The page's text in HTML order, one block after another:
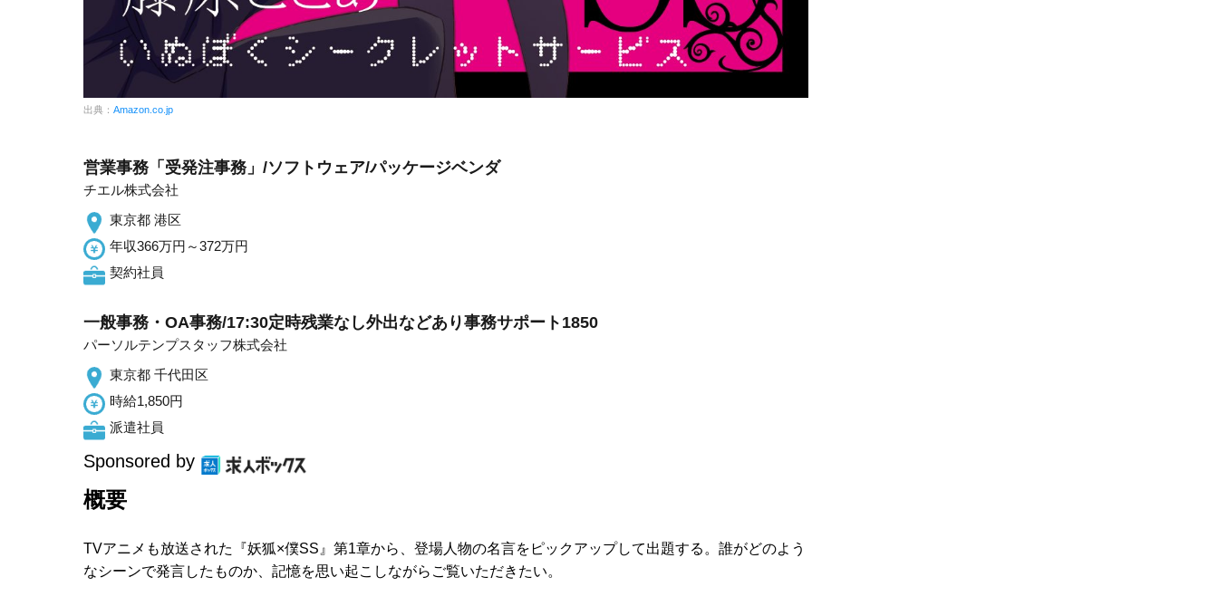
出典： Amazon.co.jp
営業事務「受発注事務」/ソフトウェア/パッケージベンダ
チエル株式会社
東京都 港区
年収366万円～372万円
契約社員
一般事務・OA事務/17:30定時残業なし外出などあり事務サポート1850
パーソルテンプスタッフ株式会社
東京都 千代田区
時給1,850円
派遣社員
Sponsored by
概要
TVアニメも放送された『妖狐×僕SS』第1章から、登場人物の名言をピックアップして出題する。誰がどのよう
なシーンで発言したものか、記憶を思い起こしながらご覧いただきたい。